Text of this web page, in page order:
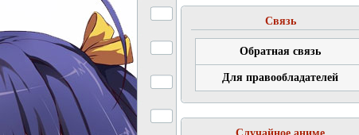
Связь
Обратная связь
Для правообладателей